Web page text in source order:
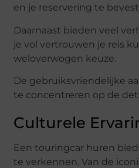
en je reservering te
Daarnaast bieden veel
je vol vertrouwen je reis
weloverwogen keuze.
De gebruiksvriendelijke
te concentreren op de
Culturele
Een touringcar huren
te verkennen. Van de